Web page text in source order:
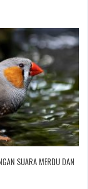
SUARA MERDU DAN